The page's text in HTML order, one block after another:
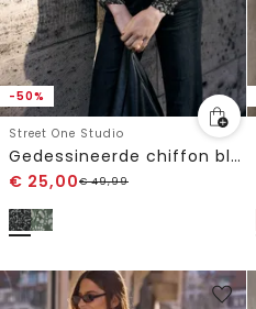
-50%
Street One Studio
Gedessineerde chiffon blouse
€ 25,00€49,99